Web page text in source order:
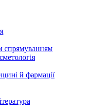
спрямуванням
й фармації